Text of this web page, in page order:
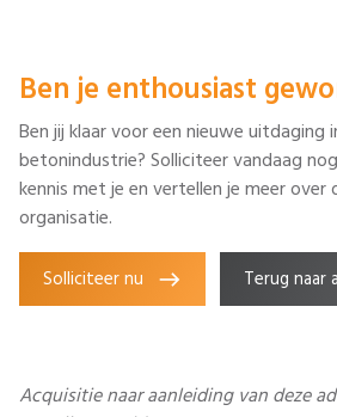
Ben je enthousiast
Ben jij klaar voor een nieuwe uitdaging
betonindustrie? Solliciteer vandaag
kennis met je en vertellen je meer
organisatie.
Solliciteer nu Terug naar
Acquisitie naar aanleiding van deze